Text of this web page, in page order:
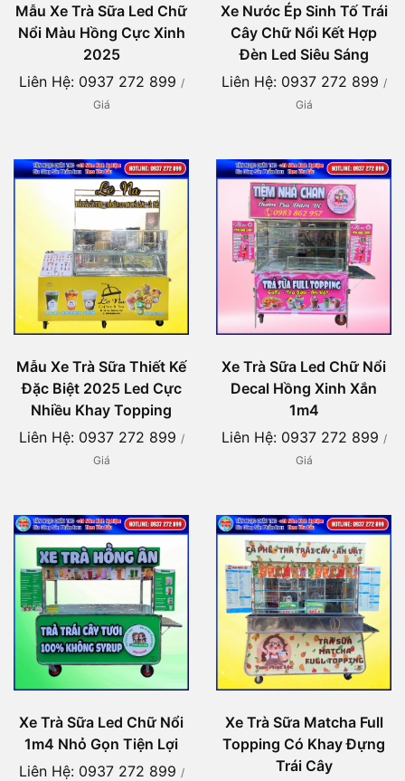
Mẫu Xe Trà Sữa Led Chữ
Nổi Màu Hồng Cực Xinh
2025
Liên Hệ: 0937 272 899 /
Giá
Xe Nước Ép Sinh Tố Trái
Cây Chữ Nổi Kết Hợp
Đèn Led Siêu Sáng
Liên Hệ: 0937 272 899 /
Giá
Mẫu Xe Trà Sữa Thiết Kế
Đặc Biệt 2025 Led Cực
Nhiều Khay Topping
Liên Hệ: 0937 272 899 /
Giá
Xe Trà Sữa Led Chữ Nổi
Decal Hồng Xinh Xắn
1m4
Liên Hệ: 0937 272 899 /
Giá
Xe Trà Sữa Led Chữ Nổi
1m4 Nhỏ Gọn Tiện Lợi
Liên Hệ: 0937 272 899 /
Xe Trà Sữa Matcha Full
Topping Có Khay Đựng
Trái Cây